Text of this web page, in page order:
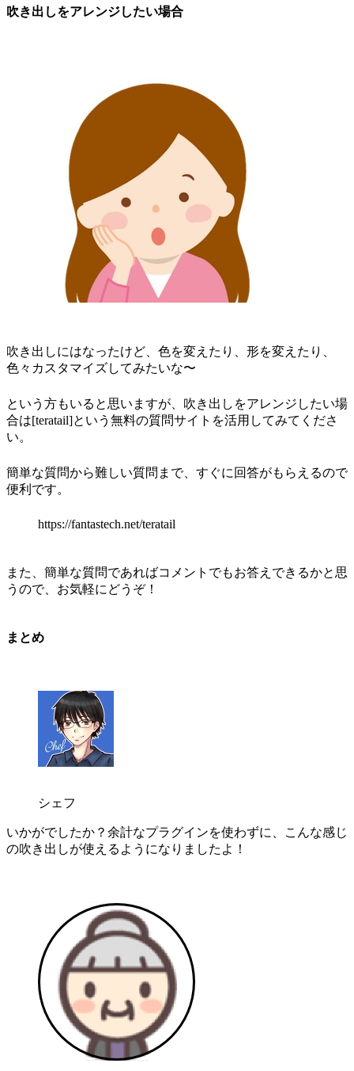
吹き出しをアレンジしたい場合
吹き出しにはなったけど、色を変えたり、形を変えたり、
色々カスタマイズしてみたいな〜
という方もいると思いますが、吹き出しをアレンジしたい場
合は[teratail]という無料の質問サイトを活用してみてくださ
い。
簡単な質問から難しい質問まで、すぐに回答がもらえるので
便利です。
https://fantastech.net/teratail
また、簡単な質問であればコメントでもお答えできるかと思
うので、お気軽にどうぞ！
まとめ
シェフ
いかがでしたか？余計なプラグインを使わずに、こんな感じ
の吹き出しが使えるようになりましたよ！